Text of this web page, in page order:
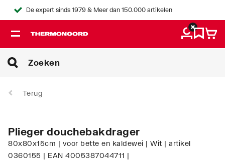
De expert sinds 1979 & Meer dan 150.000 artikelen
Terug
Plieger douchebakdrager
80x80x15cm | voor bette en kaldewei | Wit | artikel
0360155 | EAN 4005387044711 |